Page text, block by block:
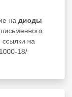
на диоды
ссылки на
18/